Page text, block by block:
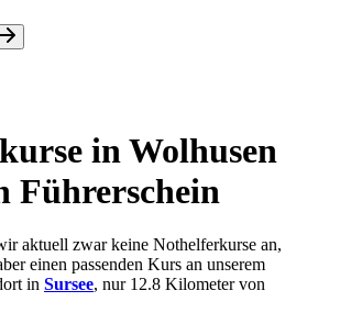
in Wolhusen
Führerschein
aktuell zwar keine Nothelferkurse an,
einen passenden Kurs an unserem
in Sursee, nur 12.8 Kilometer von